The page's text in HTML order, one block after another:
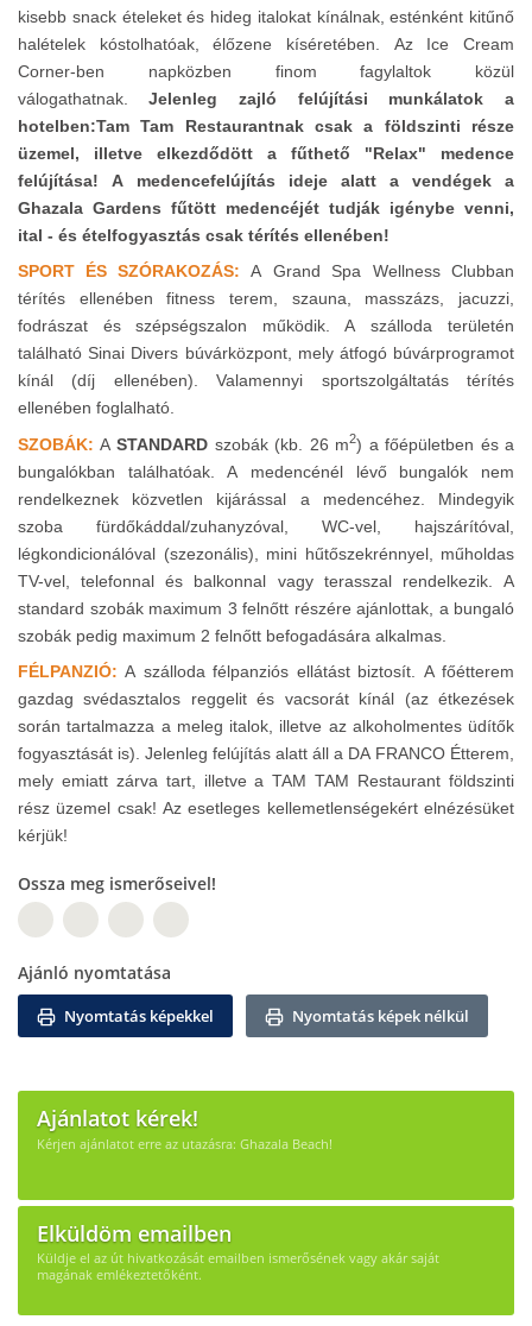
kisebb snack ételeket és hideg italokat kínálnak, esténként kitűnő
halételek kóstolhatóak, élőzene kíséretében. Az Ice Cream
Corner-ben napközben finom fagylaltok közül
válogathatnak. Jelenleg zajló felújítási munkálatok a
hotelben:Tam Tam Restaurantnak csak a földszinti része
üzemel, illetve elkezdődött a fűthető "Relax" medence
felújítása! A medencefelújítás ideje alatt a vendégek a
Ghazala Gardens fűtött medencéjét tudják igénybe venni,
ital - és ételfogyasztás csak térítés ellenében!
SPORT ÉS SZÓRAKOZÁS:
A Grand Spa Wellness Clubban
térítés ellenében fitness terem, szauna, masszázs, jacuzzi,
fodrászat és szépségszalon működik. A szálloda területén
található Sinai Divers búvárközpont, mely átfogó búvárprogramot
kínál (díj ellenében). Valamennyi sportszolgáltatás térítés
ellenében foglalható.
SZOBÁK: A STANDARD szobák (kb. 26 m2) a főépületben és a
bungalókban találhatóak. A medencénél lévő bungalók nem
rendelkeznek közvetlen kijárással a medencéhez. Mindegyik
szoba fürdőkáddal/zuhanyzóval, WC-vel, hajszárítóval,
légkondicionálóval (szezonális), mini hűtőszekrénnyel, műholdas
TV-vel, telefonnal és balkonnal vagy terasszal rendelkezik. A
standard szobák maximum 3 felnőtt részére ajánlottak, a bungaló
szobák pedig maximum 2 felnőtt befogadására alkalmas.
FÉLPANZIÓ: A szálloda félpanziós ellátást biztosít. A főétterem
gazdag svédasztalos reggelit és vacsorát kínál (az étkezések
során tartalmazza a meleg italok, illetve az alkoholmentes üdítők
fogyasztását is). Jelenleg felújítás alatt áll a DA FRANCO Étterem,
mely emiatt zárva tart, illetve a TAM TAM Restaurant földszinti
rész üzemel csak! Az esetleges kellemetlenségekért elnézésüket
kérjük!
Ossza meg ismerőseivel!
Ajánló nyomtatása
Nyomtatás képekkel Nyomtatás képek nélkül
Ajánlatot kérek!
Kérjen ajánlatot erre az utazásra: Ghazala Beach!
Elküldöm emailben
Küldje el az út hivatkozását emailben ismerősének vagy akár saját
magának emlékeztetőként.